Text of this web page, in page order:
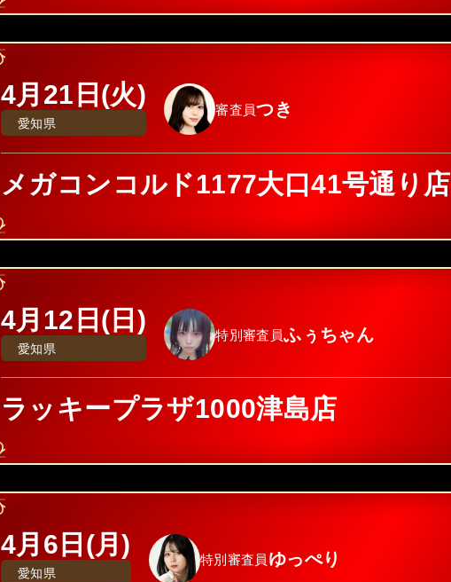
4月21日(火)
愛知県
審査員つき
メガコンコルド1177大口41号通り店
4月12日(日)
愛知県
特別審査員ふぅちゃん
ラッキープラザ1000津島店
4月6日(月)
愛知県
特別審査員 ゆっぺり